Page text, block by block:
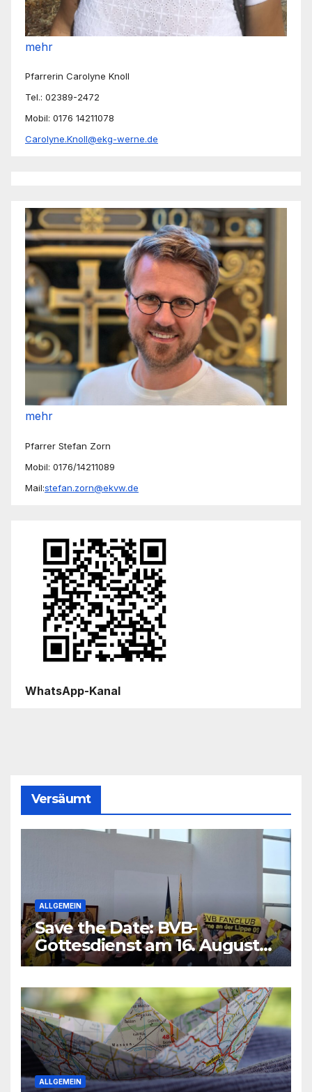
mehr
Pfarrerin Carolyne Knoll
Tel.: 02389-2472
Mobil: 0176 14211078
Carolyne.Knoll@ekg-werne.de
mehr
Pfarrer Stefan Zorn
Mobil: 0176/14211089
Mail:stefan.zorn@ekvw.de
WhatsApp-Kanal
Versäumt
ALLGEMEIN
Save the Date: BVB-
Gottesdienst am 16. August
2026
ALLGEMEIN